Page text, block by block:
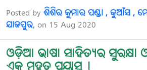
Posted by ଶିଶିର କୁମାର ପଣ୍ଡା , କୁଆଁସ ,
ଯାଜପୁର, on 15 Aug 2020
ଓଡ଼ିଆ ଭାଷା ସାହିତ୍ୟର ସୁରକ୍ଷା